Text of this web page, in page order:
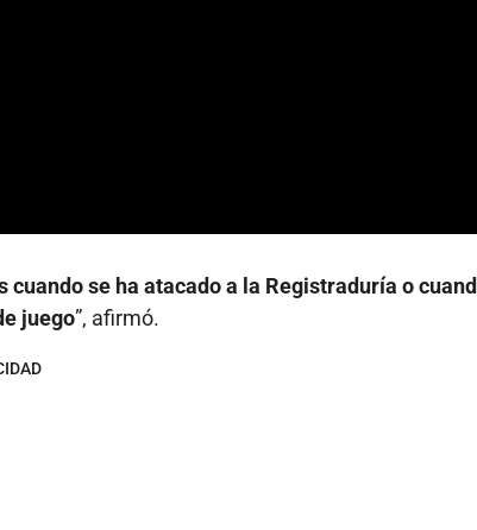
se ha atacado a la Registraduría o
juego”, afirmó.